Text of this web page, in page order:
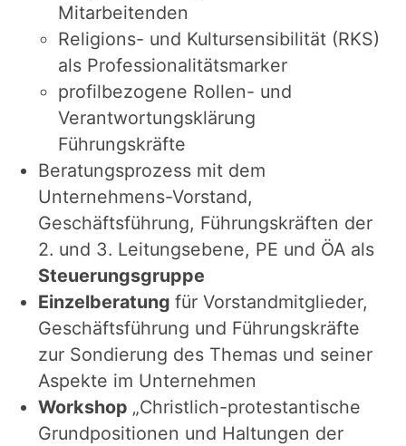
Mitarbeitenden
Religions- und Kultursensibilität (RKS)
als Professionalitätsmarker
profilbezogene Rollen- und
Verantwortungsklärung
Führungskräfte
Beratungsprozess mit dem
Unternehmens-Vorstand,
Geschäftsführung, Führungskräften der
2. und 3. Leitungsebene, PE und ÖA als
Steuerungsgruppe
Einzelberatung für Vorstandmitglieder,
Geschäftsführung und Führungskräfte
zur Sondierung des Themas und seiner
Aspekte im Unternehmen
Workshop „Christlich-protestantische
Grundpositionen und Haltungen der